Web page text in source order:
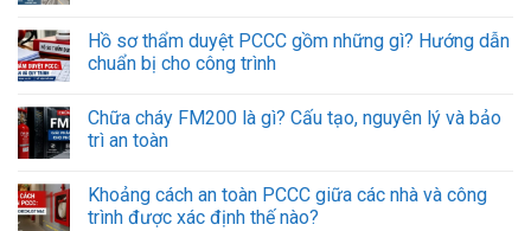
Hồ sơ thẩm duyệt PCCC gồm những gì? Hướng dẫn
chuẩn bị cho công trình
Chữa cháy FM200 là gì? Cấu tạo, nguyên lý và bảo
trì an toàn
Khoảng cách an toàn PCCC giữa các nhà và công
trình được xác định thế nào?